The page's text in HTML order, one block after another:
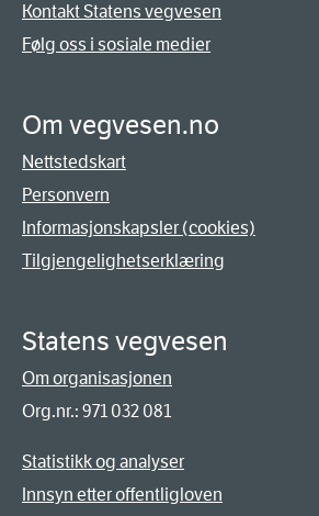
Kontakt Statens vegvesen
Følg oss i sosiale medier
Om vegvesen.no
Nettstedskart
Personvern
Informasjonskapsler (cookies)
Tilgjengelighetserklæring
Statens vegvesen
Om organisasjonen
Org.nr.: 971 032 081
Statistikk og analyser
Innsyn etter offentligloven